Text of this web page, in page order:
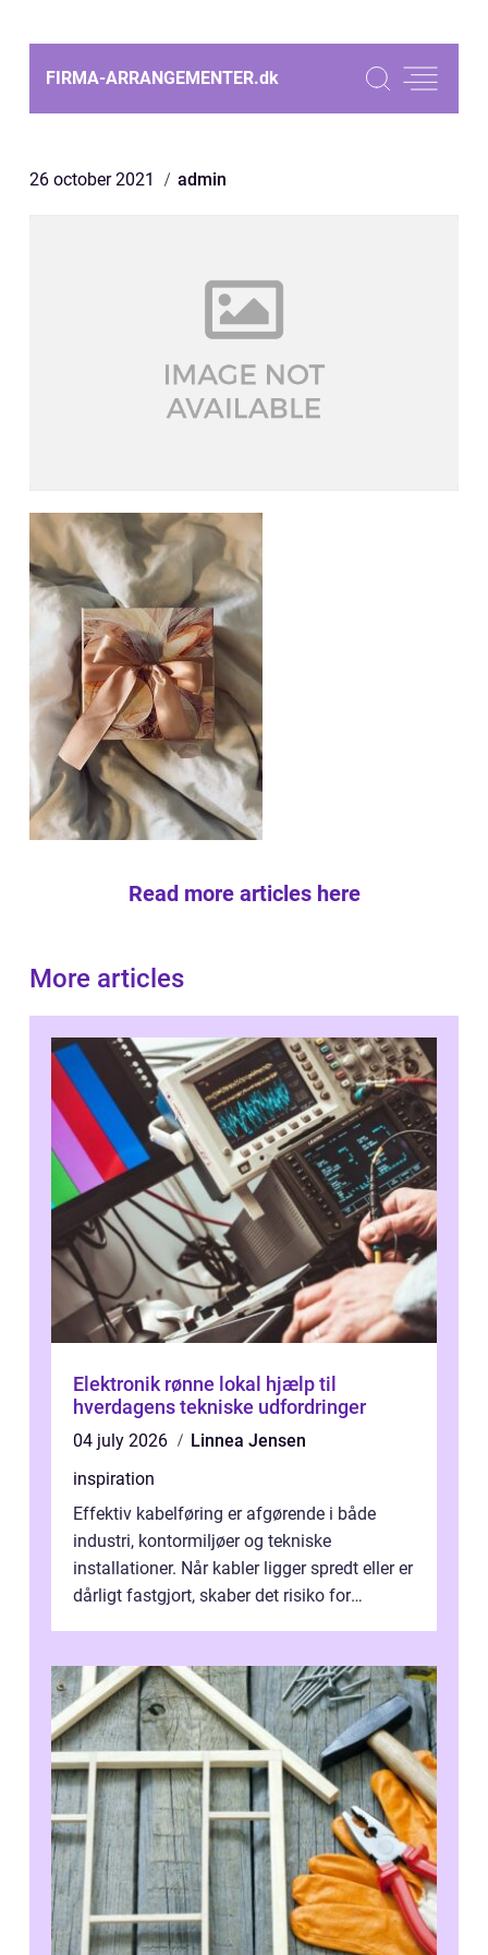
FIRMA-ARRANGEMENTER.dk
26 october 2021 admin
Read more articles here
More articles
Elektronik rønne lokal hjælp til
hverdagens tekniske udfordringer
04 july 2026
Linnea Jensen
inspiration
Effektiv kabelføring er afgørende i både
industri, kontormiljøer og tekniske
installationer. Når kabler ligger spredt eller er
dårligt fastgjort, skaber det risiko for